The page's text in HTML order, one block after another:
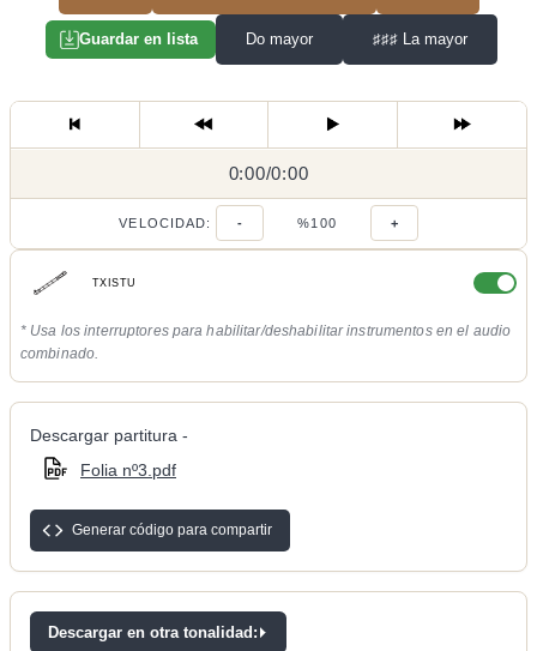
Guardar en lista Do mayor ♯♯♯La mayor
0:00/
0:00/0:00
VELOCIDAD: - %100 +
TXISTU
* Usa los interruptores para habilitar/deshabilitar instrumentos en el audio
combinado.
Descargar partitura -
Folia nº3.pdf
Generar código para compartir
Descargar en otra tonalidad: